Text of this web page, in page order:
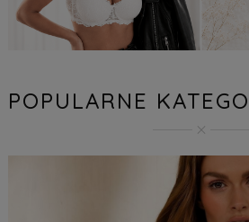
POPULARNE